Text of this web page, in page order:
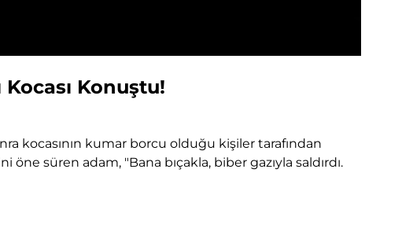
Konuştu!
kocasının kumar borcu olduğu kişiler tarafından
süren adam, "Bana bıçakla, biber gazıyla saldırdı.